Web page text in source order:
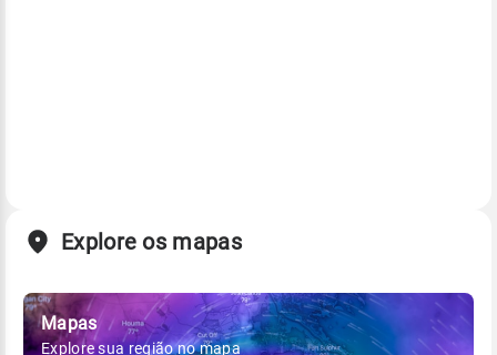
Explore os mapas
Mapas
Explore sua região no mapa